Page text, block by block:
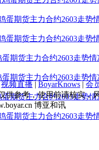
蛋期货主力合约2603走势
蛋期货主力合约2603走势
蛋期货主力合约2603走势情
蛋期货主力合约2603走势情
蛋期货主力合约2603走势情
蛋期货主力合约2603走势
视频直播 | BoyarKnows | 会
供参考，使用前请核实，
博亚和讯